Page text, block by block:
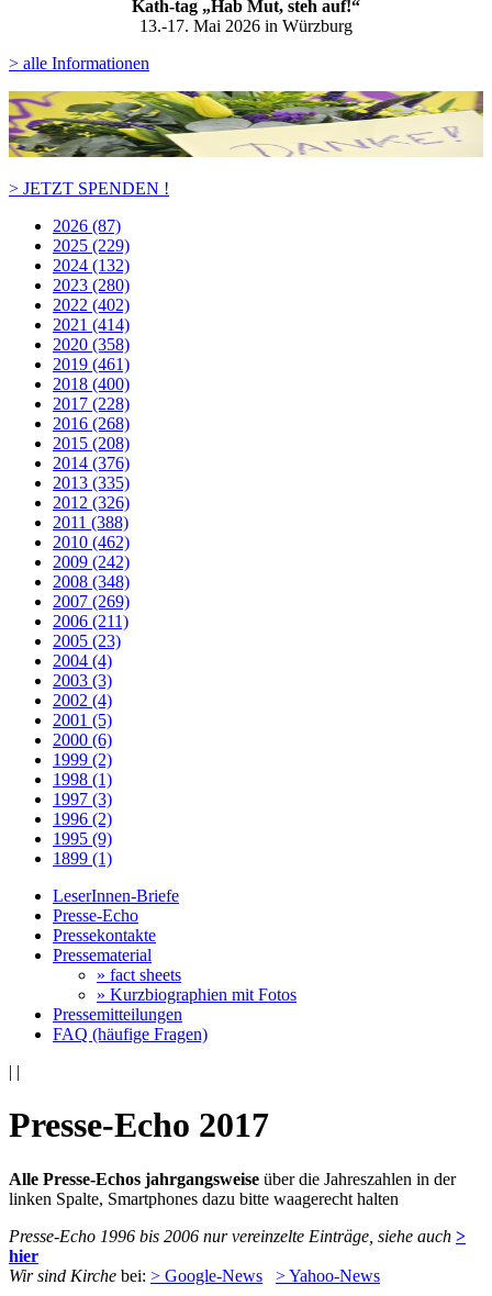
Kath-tag „Hab Mut, steh auf!“
13.-17. Mai 2026 in Würzburg
> alle Informationen
> JETZT SPENDEN !
2026 (87)
2025 (229)
2024 (132)
2023 (280)
2022 (402)
2021 (414)
2020 (358)
2019 (461)
2018 (400)
2017 (228)
2016 (268)
2015 (208)
2014 (376)
2013 (335)
2012 (326)
2011 (388)
2010 (462)
2009 (242)
2008 (348)
2007 (269)
2006 (211)
2005 (23)
2004 (4)
2003 (3)
2002 (4)
2001 (5)
2000 (6)
1999 (2)
1998 (1)
1997 (3)
1996 (2)
1995 (9)
1899 (1)
LeserInnen-Briefe
Presse-Echo
Pressekontakte
Pressematerial
» fact sheets
» Kurzbiographien mit Fotos
Pressemitteilungen
FAQ (häufige Fragen)
| |
Presse-Echo 2017
Alle Presse-Echos jahrgangsweise über die Jahreszahlen in der
linken Spalte, Smartphones dazu bitte waagerecht halten
Presse-Echo 1996 bis 2006 nur vereinzelte Einträge, siehe auch >
hier
Wir sind Kirche bei: > Google-News > Yahoo-News